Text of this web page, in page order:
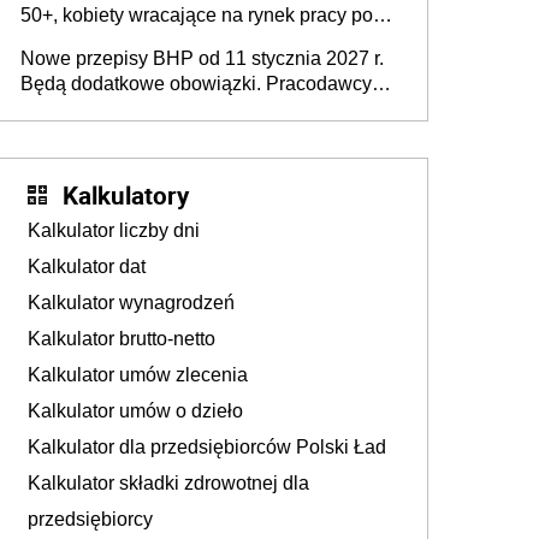
50+, kobiety wracające na rynek pracy po
osoby neuroatypowe. Powstanie Fundusz
na rzecz Inkluzywności w Zatrudnianiu?
Nowe przepisy BHP od 11 stycznia 2027 r.
Będą dodatkowe obowiązki. Pracodawcy
Kalkulatory
Kalkulator liczby dni
Kalkulator dat
Kalkulator wynagrodzeń
Kalkulator brutto-netto
Kalkulator umów zlecenia
Kalkulator umów o dzieło
Kalkulator dla przedsiębiorców Polski Ład
Kalkulator składki zdrowotnej dla
przedsiębiorcy